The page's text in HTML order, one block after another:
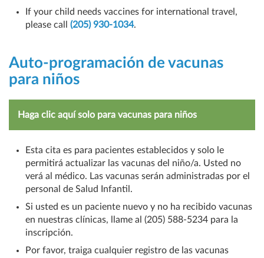
If your child needs vaccines for international travel,
please call (205) 930-1034.
Auto-programación de vacunas
para niños
Haga clic aquí solo para vacunas para niños
Esta cita es para pacientes establecidos y solo le
permitirá actualizar las vacunas del niño/a. Usted no
verá al médico. Las vacunas serán administradas por el
personal de Salud Infantil.
Si usted es un paciente nuevo y no ha recibido vacunas
en nuestras clínicas, llame al (205) 588-5234 para la
inscripción.
Por favor, traiga cualquier registro de las vacunas